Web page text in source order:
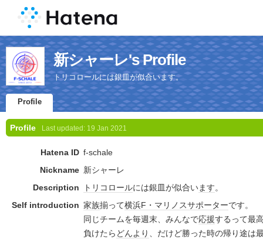
新シャーレ's Profile
トリコロールには銀皿が似合います。
Profile
Profile Last updated: 19 Jan 2021
Hatena ID f-schale
Nickname 新シャーレ
Description
トリコロールには銀皿が似合います。
Self introduction 家族揃って横浜F・マリノスサポーターです。
同じチームを毎週末、みんなで応援するって最
負けたら どんより 、だけど勝った時の帰り途は